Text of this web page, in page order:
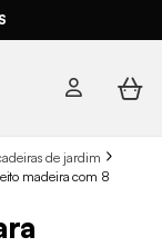
de jardim
madeira com 8